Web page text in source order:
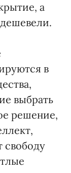
а
в
выбрать
решение,
свободу